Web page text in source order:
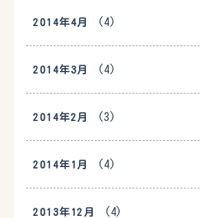
2014年4月 (4)
2014年3月 (4)
2014年2月 (3)
2014年1月 (4)
2013年12月 (4)